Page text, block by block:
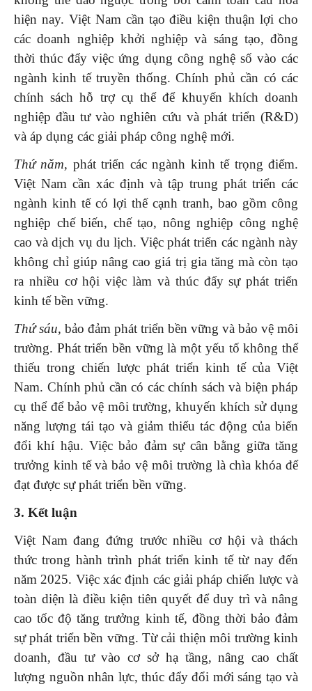
hiện nay. Việt Nam cần tạo điều kiện thuận lợi cho
các doanh nghiệp khởi nghiệp và sáng tạo, đồng
thời thúc đẩy việc ứng dụng công nghệ số vào các
ngành kinh tế truyền thống. Chính phủ cần có các
chính sách hỗ trợ cụ thể để khuyến khích doanh
nghiệp đầu tư vào nghiên cứu và phát triển (R&D)
và áp dụng các giải pháp công nghệ mới.
Thứ năm, phát triển các ngành kinh tế trọng điểm.
Việt Nam cần xác định và tập trung phát triển các
ngành kinh tế có lợi thế cạnh tranh, bao gồm công
nghiệp chế biến, chế tạo, nông nghiệp công nghệ
cao và dịch vụ du lịch. Việc phát triển các ngành này
không chỉ giúp nâng cao giá trị gia tăng mà còn tạo
ra nhiều cơ hội việc làm và thúc đẩy sự phát triển
kinh tế bền vững.
Thứ sáu, bảo đảm phát triển bền vững và bảo vệ môi
trường. Phát triển bền vững là một yếu tố không thể
thiếu trong chiến lược phát triển kinh tế của Việt
Nam. Chính phủ cần có các chính sách và biện pháp
cụ thể để bảo vệ môi trường, khuyến khích sử dụng
năng lượng tái tạo và giảm thiểu tác động của biến
đổi khí hậu. Việc bảo đảm sự cân bằng giữa tăng
trưởng kinh tế và bảo vệ môi trường là chìa khóa để
đạt được sự phát triển bền vững.
3. Kết luận
Việt Nam đang đứng trước nhiều cơ hội và thách
thức trong hành trình phát triển kinh tế từ nay đến
năm 2025. Việc xác định các giải pháp chiến lược và
toàn diện là điều kiện tiên quyết để duy trì và nâng
cao tốc độ tăng trưởng kinh tế, đồng thời bảo đảm
sự phát triển bền vững. Từ cải thiện môi trường kinh
doanh, đầu tư vào cơ sở hạ tầng, nâng cao chất
lượng nguồn nhân lực, thúc đẩy đổi mới sáng tạo và